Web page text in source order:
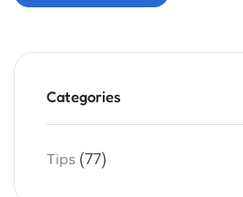
Categories
Tips (77)